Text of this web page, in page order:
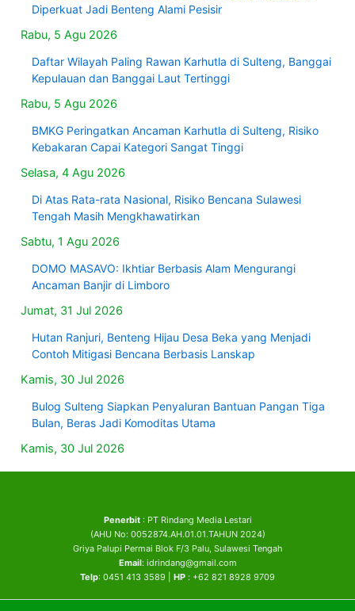
Diperkuat Jadi Benteng Alami Pesisir
Rabu, 5 Agu 2026
Daftar Wilayah Paling Rawan Karhutla di Sulteng, Banggai
Kepulauan dan Banggai Laut Tertinggi
Rabu, 5 Agu 2026
BMKG Peringatkan Ancaman Karhutla di Sulteng, Risiko
Kebakaran Capai Kategori Sangat Tinggi
Selasa, 4 Agu 2026
Di Atas Rata-rata Nasional, Risiko Bencana Sulawesi
Tengah Masih Mengkhawatirkan
Sabtu, 1 Agu 2026
DOMO MASAVO: Ikhtiar Berbasis Alam Mengurangi
Ancaman Banjir di Limboro
Jumat, 31 Jul 2026
Hutan Ranjuri, Benteng Hijau Desa Beka yang Menjadi
Contoh Mitigasi Bencana Berbasis Lanskap
Kamis, 30 Jul 2026
Bulog Sulteng Siapkan Penyaluran Bantuan Pangan Tiga
Bulan, Beras Jadi Komoditas Utama
Kamis, 30 Jul 2026
Penerbit: PT Rindang Media Lestari
(AHU No: 0052874.AH.01.01.TAHUN 2024)
Griya Palupi Permai Blok F/3 Palu, Sulawesi Tengah
Email: idrindang@gmail.com
Telp: 0451 413 3589 | HP : +62 821 8928 9709